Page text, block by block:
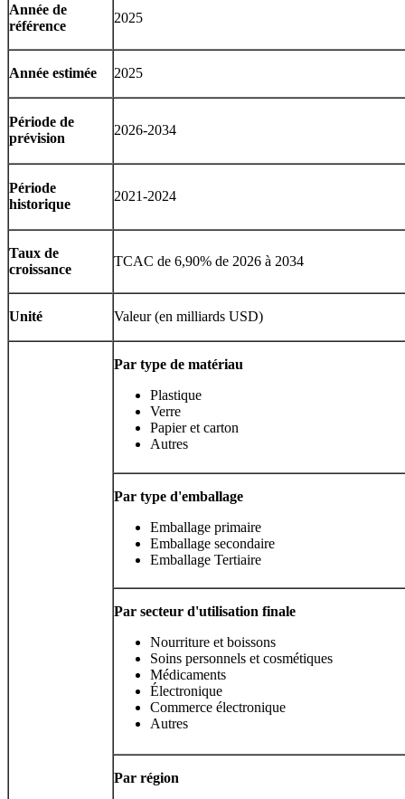
Année de
référence
2025
Année estimée 2025
Période de
prévision
2026-2034
Période
historique
2021-2024
Taux de
croissance
TCAC de 6,90% de 2026 à 2034
Unité Valeur (en milliards USD)
Par type de matériau
Plastique
Verre
Papier et carton
Autres
Par type d'emballage
Emballage primaire
Emballage secondaire
Emballage Tertiaire
Par secteur d'utilisation finale
Nourriture et boissons
Soins personnels et cosmétiques
Médicaments
Électronique
Commerce électronique
Autres
Par région